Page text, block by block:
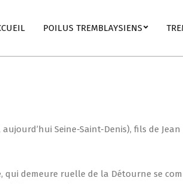
POILUS TREMBLAYSIENS
Seine-Saint-Denis), fils de
demeure ruelle de la Détourne se